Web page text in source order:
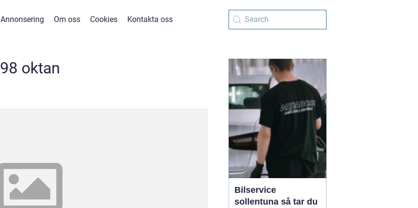
Annonsering Om oss Cookies Kontakta oss
98 oktan
Bilservice
sollentuna så tar du